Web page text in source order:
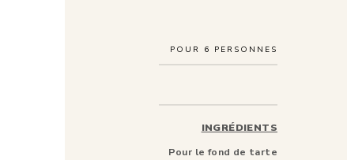
POUR 6 PERSONNES
INGRÉDIENTS
Pour le fond de tarte